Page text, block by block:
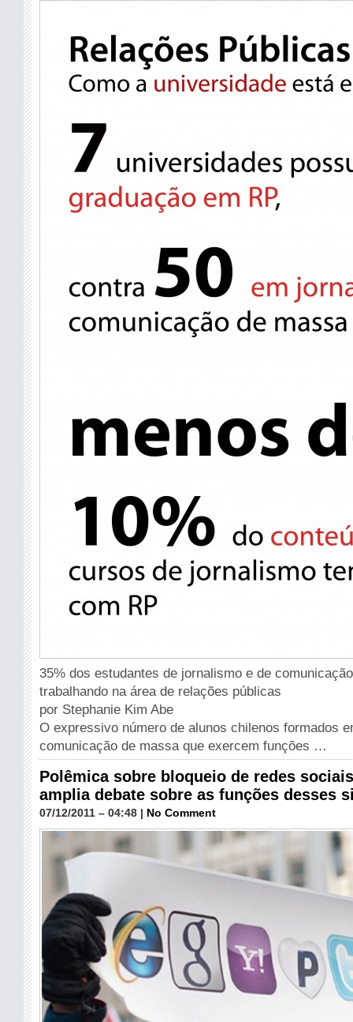
35% dos estudantes de jornalismo e de
trabalhando na área de relações públicas
por Stephanie Kim Abe
O expressivo número de alunos chilenos formados
comunicação de massa que exercem funções …
Polêmica sobre bloqueio de redes
amplia debate sobre as funções desses
07/12/2011 – 04:48 | No Comment